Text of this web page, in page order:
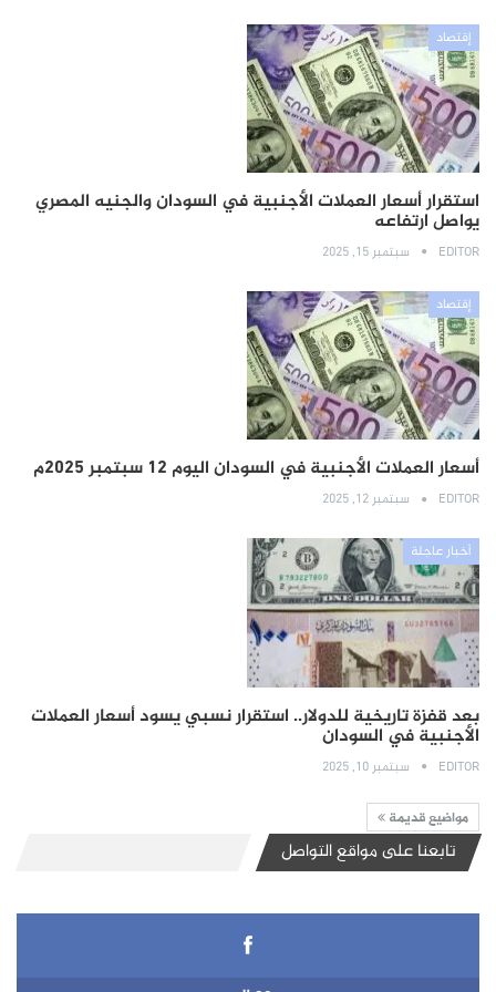
إقتصاد
استقرار أسعار العملات الأجنبية في السودان والجنيه المصري
يواصل ارتفاعه
EDITOR سبتمبر 15, 2025
إقتصاد
أسعار العملات الأجنبية في السودان اليوم 12 سبتمبر 2025م
EDITOR سبتمبر 12, 2025
أخبار عاجلة
بعد قفزة تاريخية للدولار.. استقرار نسبي يسود أسعار العملات
الأجنبية في السودان
EDITOR سبتمبر 10, 2025
مواضيع قديمة
تابعنا على مواقع التواصل